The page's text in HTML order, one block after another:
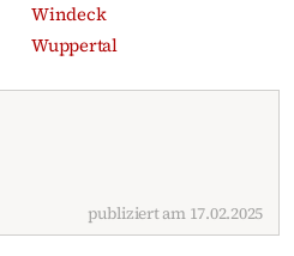
Windeck
Wuppertal
publiziert am 17.02.2025